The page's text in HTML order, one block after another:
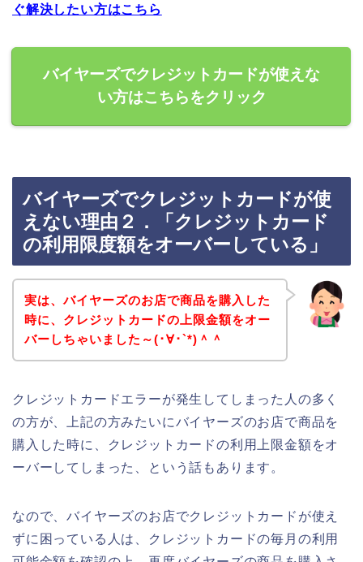
ぐ解決したい方はこちら
バイヤーズでクレジットカードが使えな
い方はこちらをクリック
バイヤーズでクレジットカードが使
えない理由２．「クレジットカード
の利用限度額をオーバーしている」
実は、バイヤーズのお店で商品を購入した
時に、クレジットカードの上限金額をオー
バーしちゃいました～(･∀･`*)＾＾
クレジットカードエラーが発生してしまった人の多く
の方が、上記の方みたいにバイヤーズのお店で商品を
購入した時に、クレジットカードの利用上限金額をオ
ーバーしてしまった、という話もあります。
なので、バイヤーズのお店でクレジットカードが使え
ずに困っている人は、クレジットカードの毎月の利用